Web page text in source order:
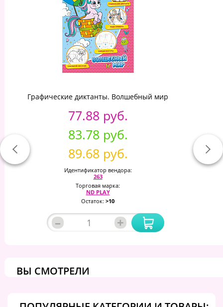
Графические диктанты. Волшебный мир
77.88 руб.
83.78 руб.
89.68 руб.
Идентификатор вендора:
263
Торговая марка:
ND PLAY
Остаток: >10
– +
ВЫ СМОТРЕЛИ